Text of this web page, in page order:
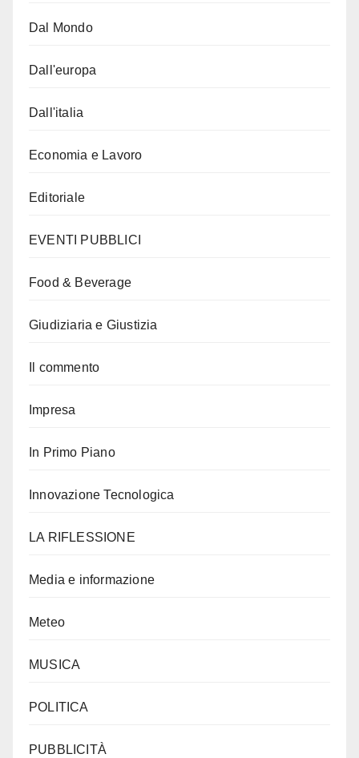
Dal Mondo
Dall'europa
Dall'italia
Economia e Lavoro
Editoriale
EVENTI PUBBLICI
Food & Beverage
Giudiziaria e Giustizia
Il commento
Impresa
In Primo Piano
Innovazione Tecnologica
LA RIFLESSIONE
Media e informazione
Meteo
MUSICA
POLITICA
PUBBLICITÀ